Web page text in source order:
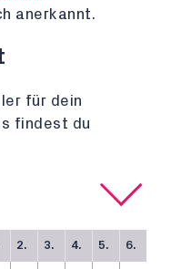
anerkannt.
für dein
findest du
2. 3. 4. 5. 6.